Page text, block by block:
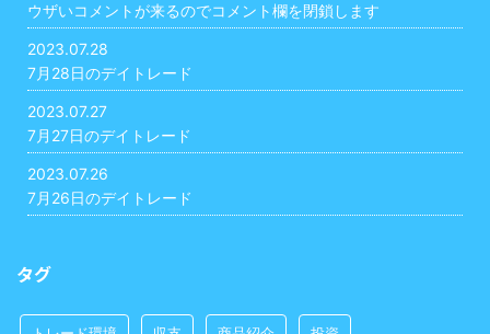
ウザいコメントが来るのでコメント欄を閉鎖します
2023.07.28
7月28日のデイトレード
2023.07.27
7月27日のデイトレード
2023.07.26
7月26日のデイトレード
タグ